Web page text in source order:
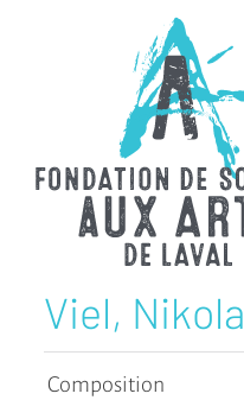
Viel, Nikola
Composition